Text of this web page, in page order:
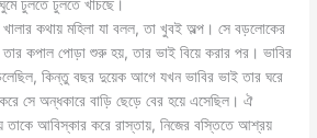
ঢুলতে ঢুলতে খাচছে।
খালার কথায় মহিলা যা বলল, তা খুবই অল্প। সে বড়লোকের
কপাল পোড়া শুরু হয়, তার ভাই বিয়ে করার পর। ভাবির
কিন্তু বছর দুয়েক আগে যখন ভাবির ভাই তার ঘরে
সে অন্ধকারে বাড়ি ছেড়ে বের হয়ে এসেছিল। ঐ
তাকে আবিস্কার করে রাস্তায়, নিজের বস্তিতে আশ্রয়